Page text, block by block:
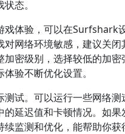
态。
体验，可以在Surfshark
网络环境敏感，建议关
密级别，选择较低的加
验不断优化设置。
试。可以运行一些网络
延迟值和卡顿情况。如
监测和优化，能帮助你获